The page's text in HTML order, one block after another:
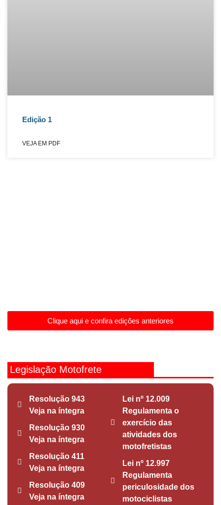
Edição 1
VEJA EM PDF
Clique aqui e confira edições anteriores
Legislação Motofrete
Resolução 943
Veja na íntegra
Resolução 930
Veja na íntegra
Resolução 411
Veja na íntegra
Resolução 409
Veja na íntegra
Lei nº 12.009
Regulamenta o
exercício das
atividades dos
motofretistas
Lei nº 12.997
Regulamenta
periculosidade dos
motociclistas